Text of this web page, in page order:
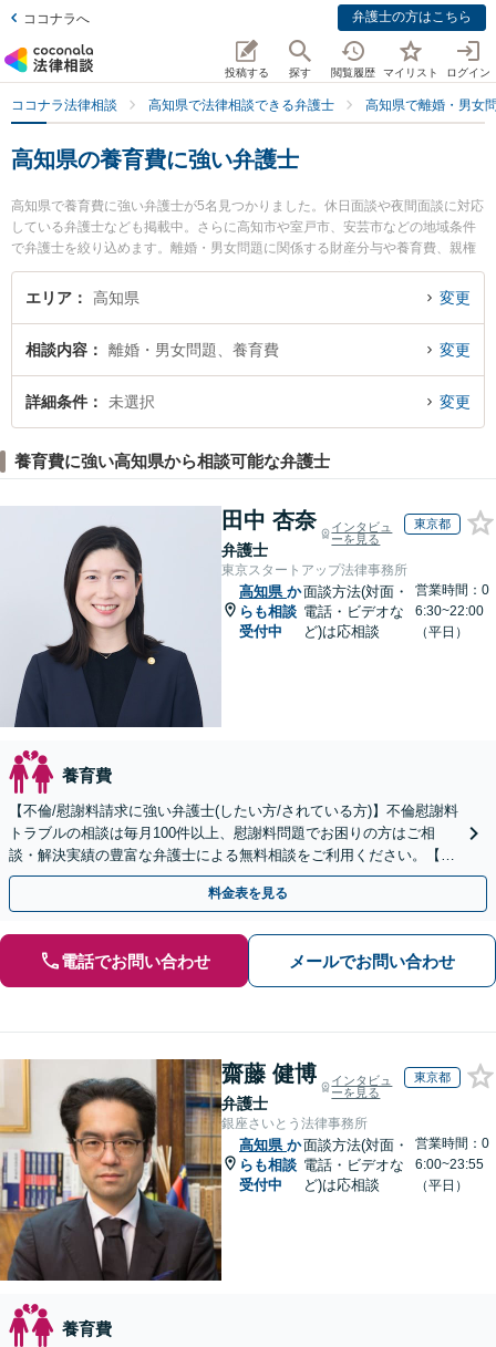
ココナラへ 弁護士の方はこちら
投稿する 探す 閲覧履歴 マイリスト ログイン
ココナラ法律相談 高知県で法律相談できる弁護士 高知県で離婚・男女
高知県の養育費に強い弁護士
高知県で養育費に強い弁護士が5名見つかりました。休日面談や夜間面談に対応
している弁護士なども掲載中。さらに高知市や室戸市、安芸市などの地域条件
で弁護士を絞り込めます。離婚・男女問題に関係する財産分与や養育費、親権
等の細かな分野での絞り込み検索もでき便利です。特に高知ロイヤルオーク法
律事務所の小野塚 直毅弁護士や藤宗本澤法律事務所の藤宗 正志弁護士、くろし
ぐに弁護士に相談したい』『養育費のトラブル解決の実績豊富な近くの弁護士
を検索したい』『初回相談無料で養育費を法律相談できる高知県内の弁護士に
相談予約したい』などでお困りの相談者さんにおすすめです。
エリア 高知県 変更
相談内容 離婚・男女問題、養育費 変更
詳細条件 未選択 変更
養育費に強い高知県から相談可能な弁護士
田中 杏奈
弁護士
インタビュ
ーを見る
東京都
東京スタートアップ法律事務所
高知県 か
らも相談
受付中
面談方法(対面・
電話・ビデオな
ど)は応相談
営業時間：0
6:30~22:00
（平日）
養育費
【不倫/慰謝料請求に強い弁護士(したい方/されている方)】不倫慰謝料
トラブルの相談は毎月100件以上、慰謝料問題でお困りの方はご相
談・解決実績の豊富な弁護士による無料相談をご利用ください。【不
倫相談は初回0円】【全国対応】
料金表を見る
電話でお問い合わせ メールでお問い合わせ
齋藤 健博
弁護士
インタビュ
ーを見る
東京都
銀座さいとう法律事務所
高知県 か
らも相談
受付中
面談方法(対面・
電話・ビデオな
ど)は応相談
営業時間：0
6:00~23:55
（平日）
養育費